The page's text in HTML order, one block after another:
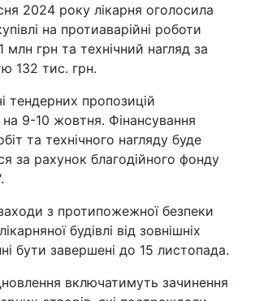
2024 року лікарня оголосила
на протиаварійні роботи
млн грн та технічний нагляд за
132 тис. грн.
тендерних пропозицій
9-10 жовтня. Фінансування
та технічного нагляду буде
за рахунок благодійного фонду
з протипожежної безпеки
будівлі від зовнішніх
бути завершені до 15 листопада.
включатимуть зачинення